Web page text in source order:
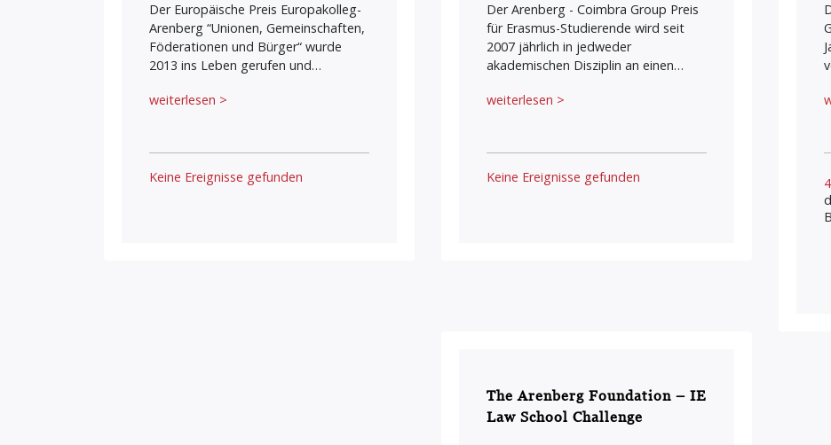
Der Europäische Preis Europakolleg-
Arenberg “Unionen, Gemeinschaften,
Föderationen und Bürger“ wurde
2013 ins Leben gerufen und…
weiterlesen >
Keine Ereignisse gefunden
Der Arenberg - Coimbra Group Preis
für Erasmus-Studierende wird seit
2007 jährlich in jedweder
akademischen Disziplin an einen…
weiterlesen >
Keine Ereignisse gefunden
The Arenberg Foundation – IE
Law School Challenge